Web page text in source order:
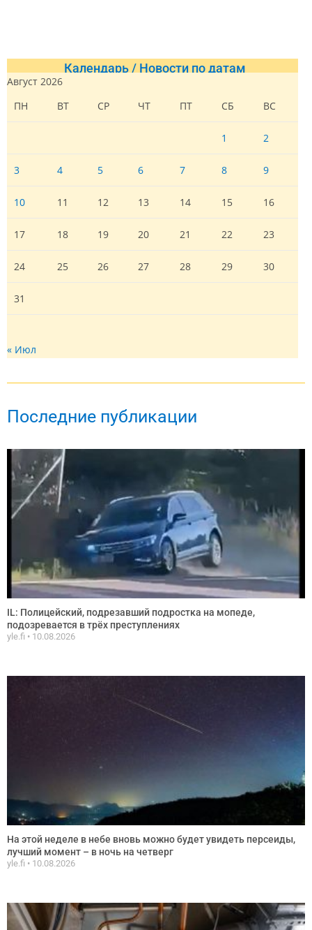
Календарь / Новости по датам
Август 2026
ПН
ВТ СР ЧТ ПТ СБ ВС
1 2
3 4 5 6 7 8 9
10 11 12 13 14 15 16
17 18 19 20 21 22 23
24 25 26 27 28 29 30
31
« Июл
Последние публикации
IL: Полицейский, подрезавший подростка на мопеде,
подозревается в трёх преступлениях
yle.fi 10.08.2026
На этой неделе в небе вновь можно будет увидеть персеиды,
лучший момент – в ночь на четверг
yle.fi 10.08.2026